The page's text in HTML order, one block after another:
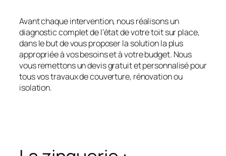
Avant chaque intervention, nous réalisons un
diagnostic complet de l’état de votre toit sur place,
dans le but de vous proposer la solution la plus
appropriée à vos besoins et à votre budget. Nous
vous remettons un devis gratuit et personnalisé pour
tous vos travaux de couverture, rénovation ou
isolation.